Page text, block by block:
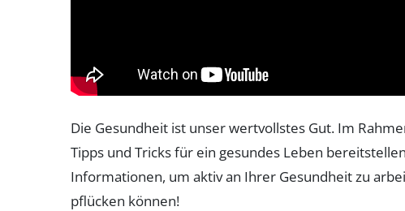
Die Gesundheit ist unser wertvollstes Gut. Im
Tipps und Tricks für ein gesundes Leben
Informationen, um aktiv an Ihrer Gesundheit zu
pflücken können!